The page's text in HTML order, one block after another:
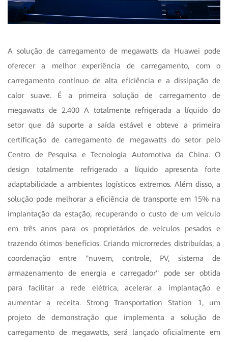
A solução de carregamento de megawatts da Huawei pode
oferecer a melhor experiência de carregamento, com o
carregamento contínuo de alta eficiência e a dissipação de
calor suave. É a primeira solução de carregamento de
megawatts de 2.400 A totalmente refrigerada a líquido do
setor que dá suporte a saída estável e obteve a primeira
certificação de carregamento de megawatts do setor pelo
Centro de Pesquisa e Tecnologia Automotiva da China. O
design totalmente refrigerado a líquido apresenta forte
adaptabilidade a ambientes logísticos extremos. Além disso, a
solução pode melhorar a eficiência de transporte em 15% na
implantação da estação, recuperando o custo de um veículo
em três anos para os proprietários de veículos pesados e
trazendo ótimos benefícios. Criando microrredes distribuídas, a
coordenação entre "nuvem, controle, PV, sistema de
armazenamento de energia e carregador" pode ser obtida
para facilitar a rede elétrica, acelerar a implantação e
aumentar a receita. Strong Transportation Station 1, um
projeto de demonstração que implementa a solução de
carregamento de megawatts, será lançado oficialmente em